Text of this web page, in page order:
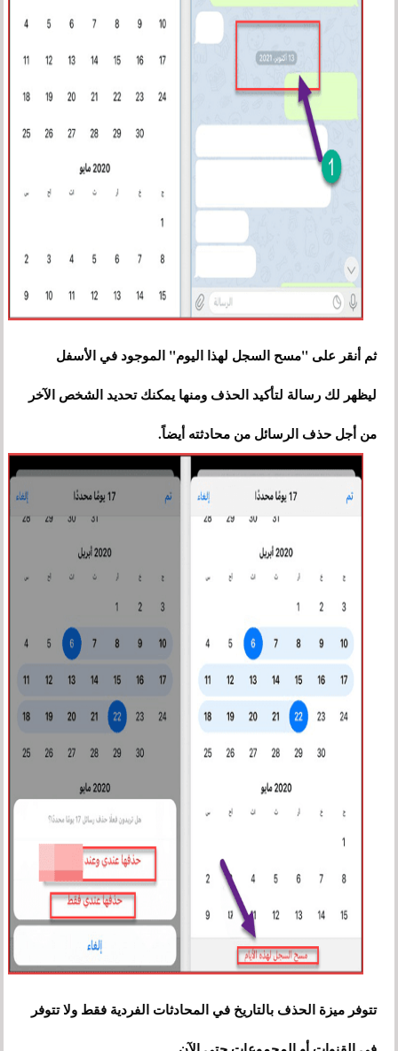
ثم أنقر على "مسح السجل لهذا اليوم" الموجود في الأسفل
ليظهر لك رسالة لتأكيد الحذف ومنها يمكنك تحديد الشخص الآخر
من أجل حذف الرسائل من محادثته أيضاً.
تتوفر ميزة الحذف بالتاريخ في المحادثات الفردية فقط ولا تتوفر